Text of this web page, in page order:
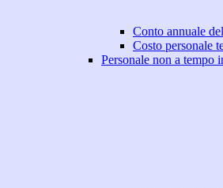
Conto annuale
Costo personale
Personale non a tempo